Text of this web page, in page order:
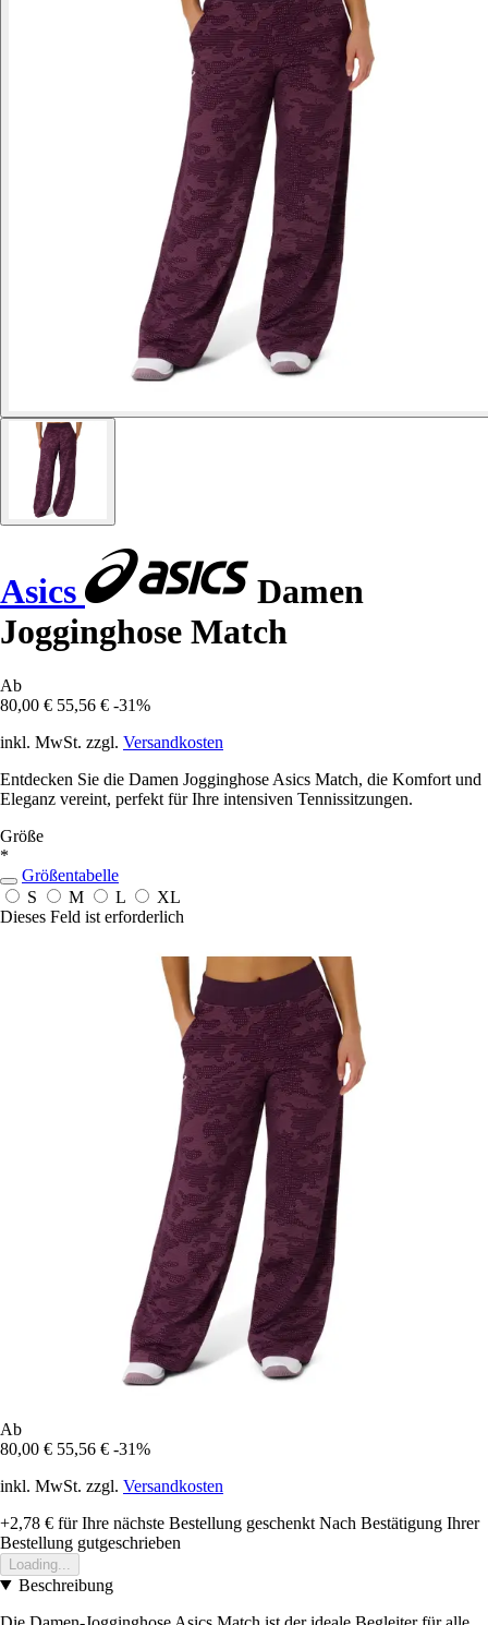
Asics
Damen
Jogginghose Match
Ab
80,00 € 55,56 € -31%
inkl. MwSt. zzgl. Versandkosten
Entdecken Sie die Damen Jogginghose Asics Match, die Komfort und
Eleganz vereint, perfekt für Ihre intensiven Tennissitzungen.
Größe
*
Größentabelle
S
M L
XL
Dieses Feld ist erforderlich
Ab
80,00 € 55,56 € -31%
inkl. MwSt. zzgl. Versandkosten
+2,78 € für Ihre nächste Bestellung geschenkt Nach Bestätigung Ihrer
Bestellung gutgeschrieben
Loading...
Beschreibung